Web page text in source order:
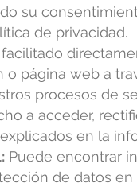
su
de privacidad.
facilitado
página web a
procesos de
a acceder,
en la
Puede encontrar
de datos